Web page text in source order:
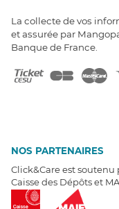
La collecte de vos
et assurée par
Banque de France.
NOS PARTENAIRES
Click&Care est soutenu
Caisse des Dépôts et